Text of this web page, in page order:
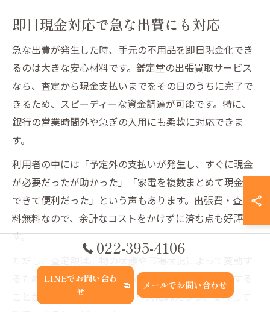
即日現金対応で急な出費にも対応
急な出費が発生した時、手元の不用品を即日現金化でき
るのは大きな安心材料です。鑑定堂の出張買取サービス
なら、査定から現金支払いまでをその日のうちに完了で
きるため、スピーディーな資金調達が可能です。特に、
銀行の営業時間外や急ぎの入用にも柔軟に対応できま
す。
利用者の中には「予定外の支払いが発生し、すぐに現金
が必要だったが助かった」「家電を複数まとめて現金化
できて便利だった」という声もあります。出張費・査定
料無料なので、余計なコストをかけずに済む点も好評で
す。
るため、事前に見積もりを取って納得のうえで依頼する
ことが大切です。急な現金ニーズに応えつつ、安心して
022-395-4106
LINEでお問い合わ
せ
メールでお問い合わせ